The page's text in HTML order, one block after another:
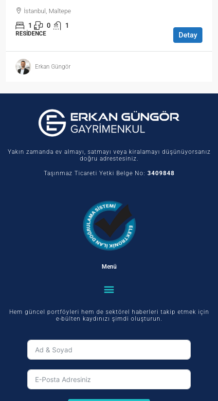
İstanbul, Maltepe
1 0 1
RESIDENCE Detay
Erkan Güngör
Yakın zamanda ev almayı, satmayı veya kiralamayı düşünüyorsanız
doğru adrestesiniz.
Taşınmaz Ticareti Yetki Belge No: 3409848
Menü
Hem güncel portföyleri hem de sektörel haberleri takip etmek için
e-bülten kaydınızı şimdi oluşturun.